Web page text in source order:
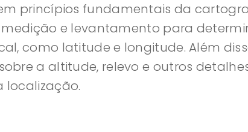
princípios fundamentais da
e levantamento para
como latitude e longitude. Além
a altitude, relevo e outros
localização.